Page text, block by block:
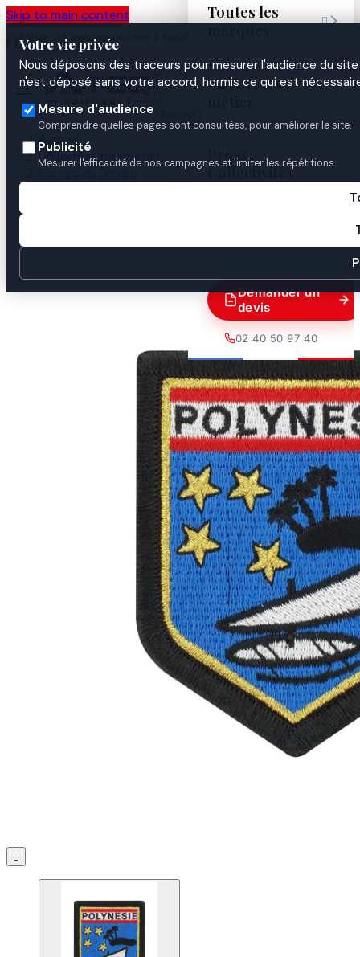
Skip to main content
Votre vie privée
Nous déposons des traceurs pour mesurer l'audience du
n'est déposé sans votre accord, hormis ce qui est
Mesure d'audience
Comprendre quelles pages sont consultées, pour améliorer le site.
Publicité
Mesurer l'efficacité de nos campagnes et limiter les répétitions.
Atelier de personnalisation à Nantes
depuis 2003

Toutes les
marques

Uniformes par
Pro &
Collectivités
Demander un
devis
02 40 50 97 40
Accueil
Uniformes par métier
